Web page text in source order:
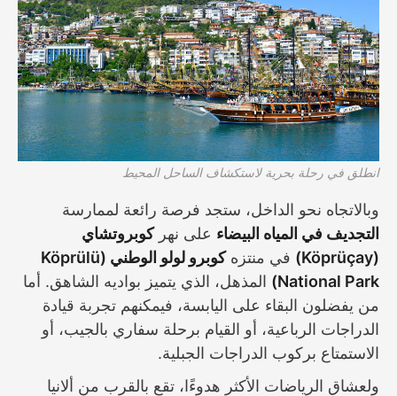
انطلق في رحلة بحرية لاستكشاف الساحل المحيط
وبالاتجاه نحو الداخل، ستجد فرصة رائعة لممارسة
التجديف في المياه البيضاء على نهركوبروتشاي
(Köprüçay)
في منتزه
كوبرو لولو الوطني (Köprülü
National Park)
المذهل، الذي يتميز بواديه الشاهق. أما
من يفضلون البقاء على اليابسة، فيمكنهم تجربة قيادة
الدراجات الرباعية، أو القيام برحلة سفاري بالجيب، أو
الاستمتاع بركوب الدراجات الجبلية.
ولعشاق الرياضات الأكثر هدوءًا، تقع بالقرب من ألانيا